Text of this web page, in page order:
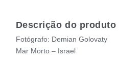
Descrição do produto
Fotógrafo: Demian Golovaty
Mar Morto – Israel